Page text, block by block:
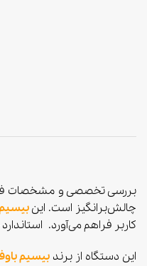
بررسی تخصصی و مشخصات
چالش‌برانگیز است. این
کاربر فراهم می‌آورد.
این دستگاه از برند بیسیم